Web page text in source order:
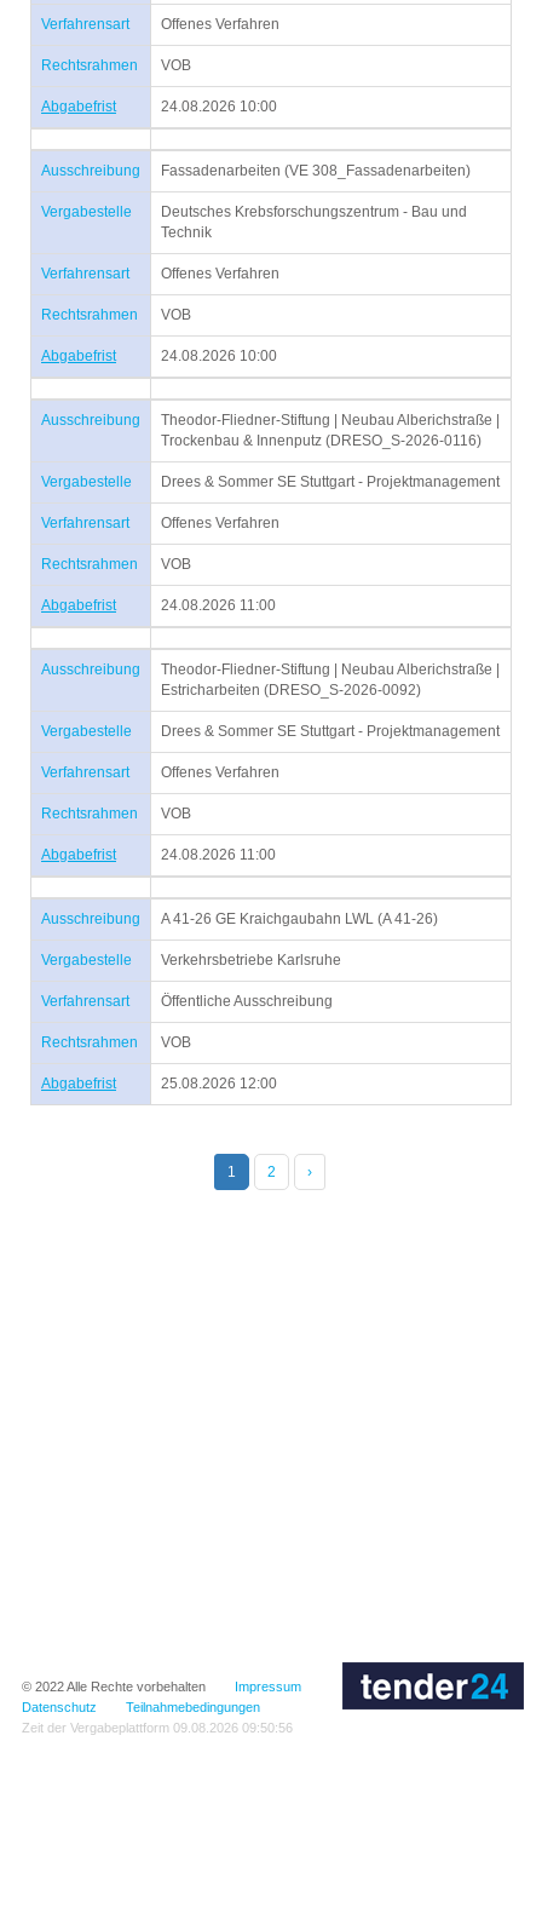
Verfahrensart Offenes Verfahren
Rechtsrahmen VOB
Abgabefrist 24.08.2026 10:00
Ausschreibung Fassadenarbeiten (VE 308_Fassadenarbeiten)
Vergabestelle
Deutsches Krebsforschungszentrum - Bau und
Technik
Verfahrensart Offenes Verfahren
Rechtsrahmen VOB
Abgabefrist 24.08.2026 10:00
Ausschreibung
Theodor-Fliedner-Stiftung | Neubau Alberichstraße |
Trockenbau & Innenputz (DRESO_S-2026-0116)
Vergabestelle Drees & Sommer SE Stuttgart - Projektmanagement
Verfahrensart Offenes Verfahren
Rechtsrahmen VOB
Abgabefrist 24.08.2026 11:00
Ausschreibung
Theodor-Fliedner-Stiftung | Neubau Alberichstraße |
Estricharbeiten (DRESO_S-2026-0092)
Vergabestelle Drees & Sommer SE Stuttgart - Projektmanagement
Verfahrensart Offenes Verfahren
Rechtsrahmen VOB
Abgabefrist 24.08.2026 11:00
Ausschreibung A 41-26 GE Kraichgaubahn LWL (A 41-26)
Vergabestelle Verkehrsbetriebe Karlsruhe
Verfahrensart Öffentliche Ausschreibung
Rechtsrahmen VOB
Abgabefrist 25.08.2026 12:00
1 2 ›
© 2022Alle Rechte vorbehalten
Impressum
Datenschutz
Teilnahmebedingungen
Zeit der Vergabeplattform 09.08.2026 09:50:56